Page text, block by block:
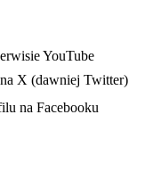
YouTube
X (dawniej Twitter)
na Facebooku